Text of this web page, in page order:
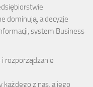
dominują, a decyzje
system Business
rozporządzanie
z nas, a jego